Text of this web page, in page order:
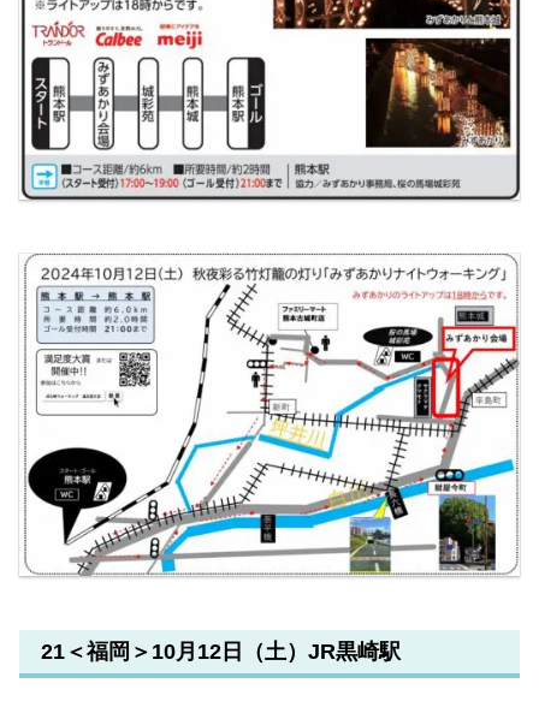
21＜福岡＞10月12日（土）JR黒崎駅